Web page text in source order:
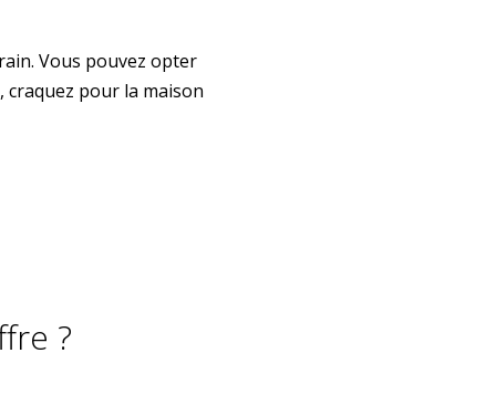
Vous pouvez opter
pour la maison
?